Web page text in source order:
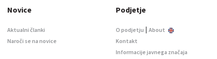
Novice
Aktualni članki
Naroči se na novice
Podjetje
O podjetju | About
Kontakt
Informacije javnega značaja